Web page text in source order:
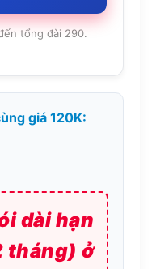
tổng đài 290.
giá 120K:
dài hạn
tháng) ở